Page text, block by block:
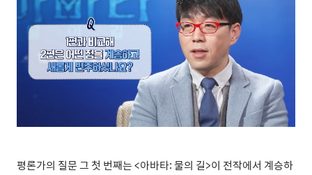
평론가의 질문 그 첫 번째는<아바타:물의 길>이 전작에서 계승하